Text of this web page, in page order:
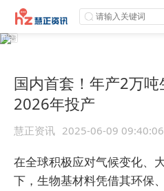
国内首套！年产2万吨
2026年投产
慧正资讯 2025-06-09 09:40:06
在全球积极应对气候变化、
下，生物基材料凭借其环保